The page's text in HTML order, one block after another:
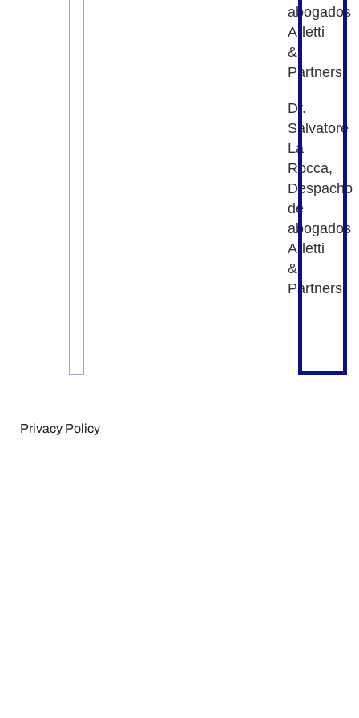
abogados
Arletti
&
Partners
Dr.
Salvatore
La
Rocca,
Despacho
de
abogados
Arletti
&
Partners
Privacy Policy